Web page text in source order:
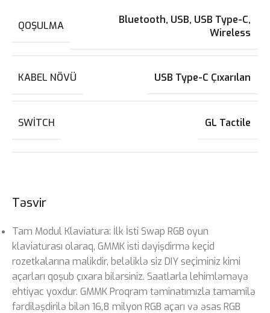
Təsvir
Tam Modul Klaviatura: İlk İsti Swap RGB oyun
klaviaturası olaraq, GMMK isti dəyişdirmə keçid
rozetkalarına malikdir, beləliklə siz DIY seçiminiz kimi
açarları qoşub çıxara bilərsiniz. Saatlarla lehimləməyə
ehtiyac yoxdur. GMMK Proqram təminatımızla tamamilə
fərdiləşdirilə bilən 16,8 milyon RGB açarı və əsas RGB
QOŞULMA Bluetooth, USB, USB Type-C,
Wireless
KABEL NÖVÜ USB Type-C Çıxarılan
SWITCH GL Tactile